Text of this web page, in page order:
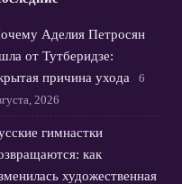
Аделия Петросян
от Тутберидзе:
причина ухода
6
2026
гимнастки
как
художественная